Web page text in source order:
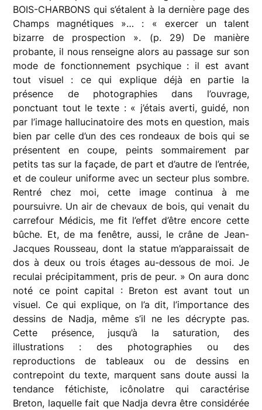
BOIS-CHARBONS qui s’étalent à la dernière page des
Champs magnétiques »… : « exercer un talent
bizarre de prospection ». (p. 29) De manière
probante, il nous renseigne alors au passage sur son
mode de fonctionnement psychique : il est avant
tout visuel : ce qui explique déjà en partie la
présence de photographies dans l’ouvrage,
ponctuant tout le texte : « j’étais averti, guidé, non
par l’image hallucinatoire des mots en question, mais
bien par celle d’un des ces rondeaux de bois qui se
présentent en coupe, peints sommairement par
petits tas sur la façade, de part et d’autre de l’entrée,
et de couleur uniforme avec un secteur plus sombre.
Rentré chez moi, cette image continua à me
poursuivre. Un air de chevaux de bois, qui venait du
carrefour Médicis, me fit l’effet d’être encore cette
bûche. Et, de ma fenêtre, aussi, le crâne de Jean-
Jacques Rousseau, dont la statue m’apparaissait de
dos à deux ou trois étages au-dessous de moi. Je
reculai précipitamment, pris de peur. » On aura donc
noté ce point capital : Breton est avant tout un
visuel. Ce qui explique, on l’a dit, l’importance des
dessins de Nadja, même s’il ne les décrypte pas.
Cette présence, jusqu’à la saturation, des
illustrations : des photographies ou des
reproductions de tableaux ou de dessins en
contrepoint du texte, marquent sans doute aussi la
tendance fétichiste, icônolatre qui caractérise
Breton, laquelle fait que Nadja devra être considérée